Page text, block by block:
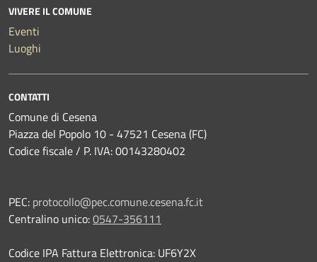
VIVERE IL COMUNE
Eventi
Luoghi
CONTATTI
Comune di Cesena
Piazza del Popolo 10 - 47521 Cesena (FC)
Codice fiscale / P. IVA: 00143280402
PEC: protocollo@pec.comune.cesena.fc.it
Centralino unico:0547-356111
Codice IPA Fattura Elettronica: UF6Y2X